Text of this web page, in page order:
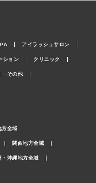
アイラッシュサロン
ション クリニック
その他
方全域
関西地方全域
・沖縄地方全域